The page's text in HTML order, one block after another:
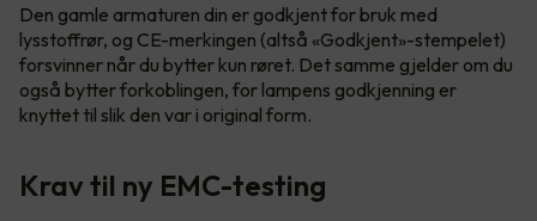
Den gamle armaturen din er godkjent for bruk med
lysstoffrør, og CE-merkingen (altså «Godkjent»-stempelet)
forsvinner når du bytter kun røret. Det samme gjelder om du
også bytter forkoblingen, for lampens godkjenning er
knyttet til slik den var i original form.
Krav til ny EMC-testing